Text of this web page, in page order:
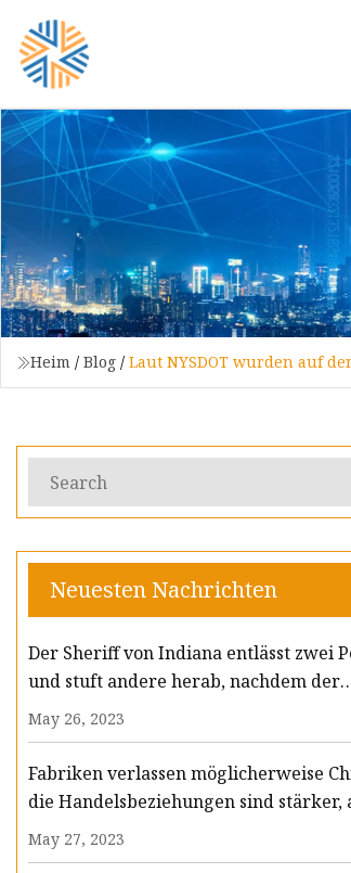
Heim / Blog / Laut NYSDOT wurden auf
Neuesten Nachrichten
Der Sheriff von Indiana entlässt zwei
und stuft andere herab, nachdem der
Stellvertreter getötet wurde
May 26, 2023
Fabriken verlassen möglicherweise
die Handelsbeziehungen sind stärker,
scheinen
May 27, 2023